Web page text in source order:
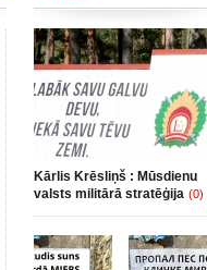
Kārlis Krēsliņš : Mūsdienu
valsts militārā stratēģija (0)